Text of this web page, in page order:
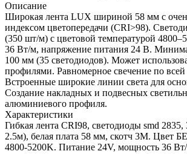
Описание
Широкая лента LUX шириной 58 мм с
индексом цветопередачи (CRI>98).
(350 шт/м) с цветовой температурой
36 Вт/м, напряжение питания 24 В.
100 мм (35 светодиодов). Может
профилями. Равномерное свечение по
Встроенные широкие линии света для
Создание накладных и подвесных
алюминиевого профиля.
Характеристики
Гибкая лента CRI98, светодиоды smd
2.5м), белая плата 58 мм, скотч 3М.
4800-5200K. Питание 24V, мощность 36